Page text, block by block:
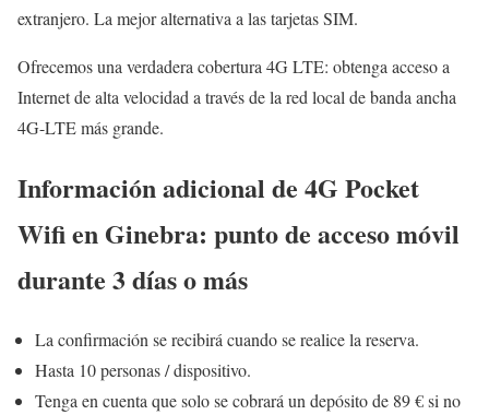
extranjero. La mejor alternativa a las tarjetas SIM.
Ofrecemos una verdadera cobertura 4G LTE: obtenga acceso a
Internet de alta velocidad a través de la red local de banda ancha
4G-LTE más grande.
Información adicional de 4G Pocket
Wifi en Ginebra: punto de acceso móvil
durante 3 días o más
La confirmación se recibirá cuando se realice la reserva.
Hasta 10 personas / dispositivo.
Tenga en cuenta que solo se cobrará un depósito de 89 € si no